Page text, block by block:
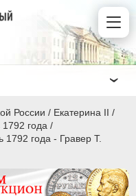
России / Екатерина II /
года /
года - Гравер Т.